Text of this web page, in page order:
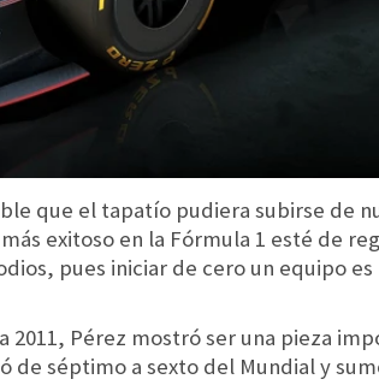
que el tapatío pudiera subirse de
exitoso en la Fórmula 1 esté de
pues iniciar de cero un equipo
2011, Pérez mostró ser una pieza
de séptimo a sexto del Mundial y